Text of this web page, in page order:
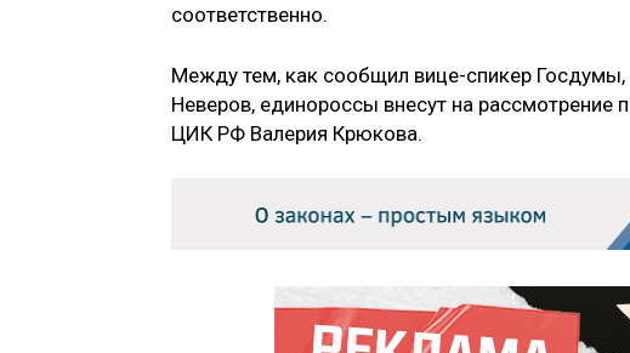
соответственно.
Между тем, как сообщил вице-спикер Госдумы,
Неверов, единороссы внесут на рассмотрение
ЦИК РФ Валерия Крюкова.